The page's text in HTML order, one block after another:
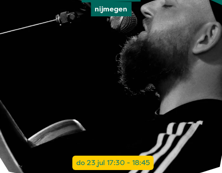
nijmegen
do 23 jul 17:30 - 18:45